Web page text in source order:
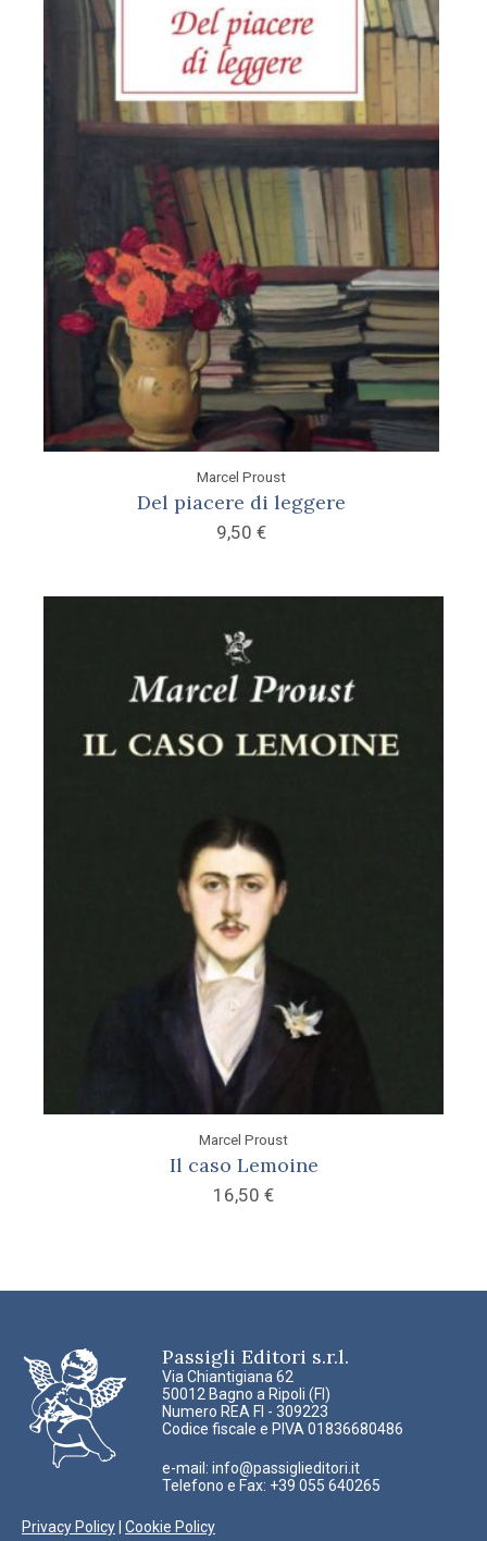
Marcel Proust
Del piacere di leggere
9,50 €
Marcel Proust
Il caso Lemoine
16,50 €
Passigli Editori s.r.l.
Via Chiantigiana 62
50012 Bagno a Ripoli (FI)
Numero REA FI - 309223
Codice fiscale e PIVA 01836680486
e-mail: info@passiglieditori.it
Telefono e Fax: +39 055 640265
Privacy Policy Cookie Policy